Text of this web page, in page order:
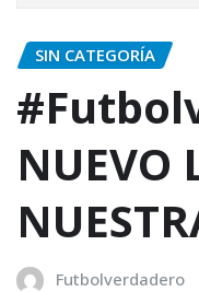
SIN CATEGORÍA
NUEVO
Futbolverdadero